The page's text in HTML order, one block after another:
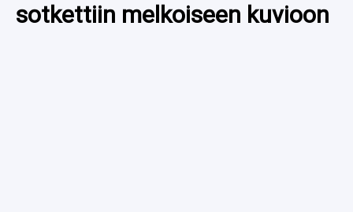
YLEISURHEILU
sotkettiin melkoiseen kuvioon